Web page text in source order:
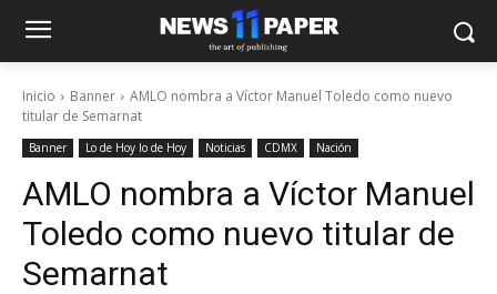
Inicio Banner
AMLO nombra a Víctor Manuel Toledo como nuevo
titular de Semarnat
Banner Lo de Hoy lo de Hoy Noticias CDMX Nación
AMLO nombra a Víctor Manuel
Toledo como nuevo titular de
Semarnat